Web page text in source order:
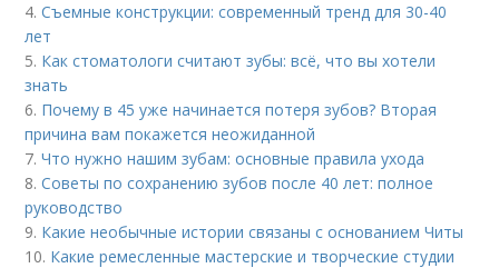
4.Съемные конструкции: современный тренд для 30-40
лет
5. Как стоматологи считают зубы: всё, что вы хотели
знать
6. Почему в 45 уже начинается потеря зубов? Вторая
причина вам покажется неожиданной
7.Что нужно нашим зубам: основные правила ухода
8.Советы по сохранению зубов после 40 лет: полное
руководство
9. Какие необычные истории связаны с основанием Читы
10. Какие ремесленные мастерские и творческие студии